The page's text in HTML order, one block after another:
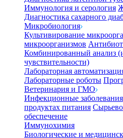
Иммунология и серология
Диагностика сахарного
Микробиология
Культивирование
микроорганизмов
Комбинированный анализ
чувствительности)
Лабораторная
Лабораторные роботы
Ветеринария и ГМО
Инфекционные заболевания
продуктах питания
обеспечение
Иммунохимия
Биологические и